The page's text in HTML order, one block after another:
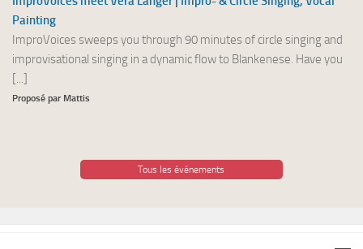
Painting
ImproVoices sweeps you through 90 minutes of circle singing and
improvisational singing in a dynamic flow to Blankenese. Have you
[...]
Proposé par Mattis
Tous les événements